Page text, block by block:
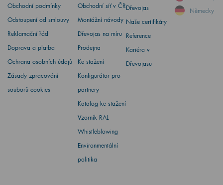
Obchodní podmínky
Odstoupení od smlouvy
Reklamační řád
Doprava a platba
Ochrana osobních údajů
Zásady zpracování
souborů cookies
Obchodní síť v ČR
Montážní návody
Dřevojas na míru
Prodejna
Ke stažení
Konfigurátor pro
partnery
Katalog ke stažení
Vzorník RAL
Whistleblowing
Environmentální
politika
Dřevojas
Naše certifikáty
Reference
Kariéra v
Dřevojasu
Německy